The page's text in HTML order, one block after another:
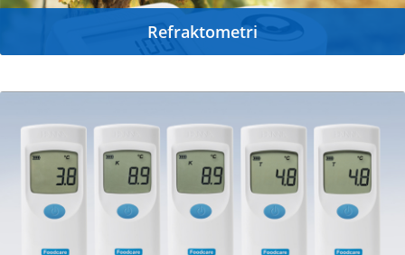
Refraktometri